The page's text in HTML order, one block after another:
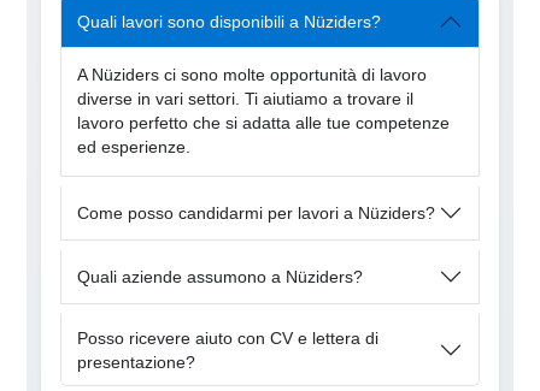
Quali lavori sono disponibili a Nüziders?
A Nüziders ci sono molte opportunità di lavoro
diverse in vari settori. Ti aiutiamo a trovare il
lavoro perfetto che si adatta alle tue competenze
ed esperienze.
Come posso candidarmi per lavori a Nüziders?
Quali aziende assumono a Nüziders?
Posso ricevere aiuto con CV e lettera di
presentazione?